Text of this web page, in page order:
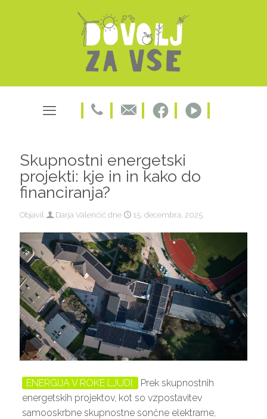
Skupnostni energetski
projekti: kje in in kako do
financiranja?
Objavil Darja Valenčič dne 15. decembra, 2025
ENERGIJA V ROKE LJUDI: Prek skupnostnih
energetskih projektov, kot so vzpostavitev
samooskrbne skupnostne sončne elektrarne,